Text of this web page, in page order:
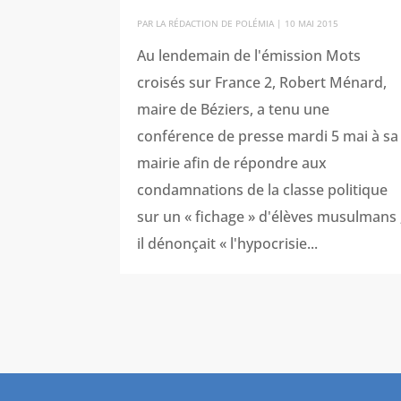
PAR LA RÉDACTION DE POLÉMIA | 10 MAI 2015
Au lendemain de l'émission Mots
croisés sur France 2, Robert Ménard,
maire de Béziers, a tenu une
conférence de presse mardi 5 mai à sa
mairie afin de répondre aux
condamnations de la classe politique
sur un « fichage » d'élèves musulmans
il dénonçait « l'hypocrisie...